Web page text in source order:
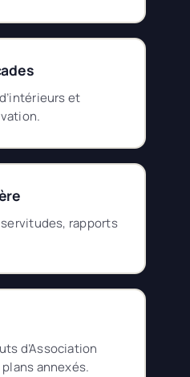
et
rapports
d’Association
annexés.